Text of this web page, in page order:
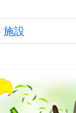
施設